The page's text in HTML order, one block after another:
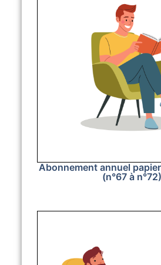
Abonnement annuel
(n°67 à n°72)